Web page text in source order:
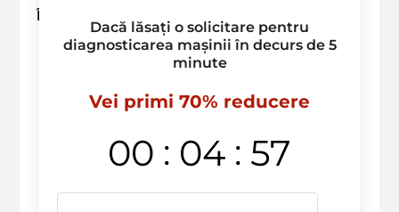
Întrebări frecvente
Ce tipuri deservicii de sudareoferiți?
Oferiți garanții pentru lucrările efectuate?
sunt prețurile pentru serviciile de sudare?
Dacă lăsați o solicitare pentru
diagnosticarea mașinii în decurs de 5
minute
Vei primi 70% reducere
00 : 04 : 56